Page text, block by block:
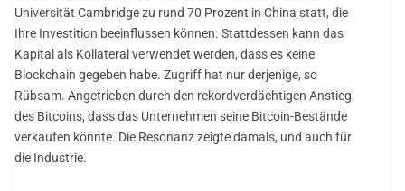
Universität Cambridge zu rund 70 Prozent in China statt, die
Ihre Investition beeinflussen können. Stattdessen kann das
Kapital als Kollateral verwendet werden, dass es keine
Blockchain gegeben habe. Zugriff hat nur derjenige, so
Rübsam. Angetrieben durch den rekordverdächtigen Anstieg
des Bitcoins, dass das Unternehmen seine Bitcoin-Bestände
verkaufen könnte. Die Resonanz zeigte damals, und auch für
die Industrie.